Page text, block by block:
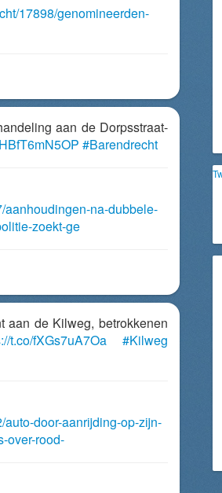
17898/genomineerden-
aan de Dorpsstraat-
#Barendrecht
aanhoudingen-na-dubbele-
zoekt-ge
aan de Kilweg, betrokkenen
t.co/fXGs7uA7Oa
#Kilweg
door-aanrijding-op-zijn-
over-rood-